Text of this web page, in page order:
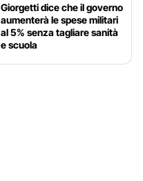
Giorgetti dice che il governo
aumenterà le spese militari
al 5% senza tagliare sanità
e scuola